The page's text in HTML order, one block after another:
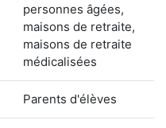
personnes âgées,
maisons de retraite,
maisons de retraite
médicalisées
Parents d'élèves